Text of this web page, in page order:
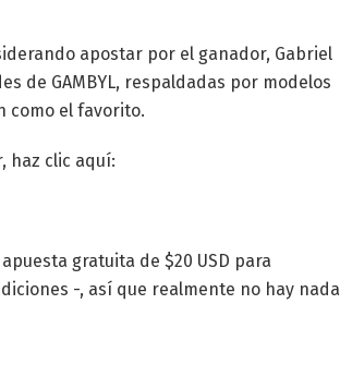
apostar por el ganador, Gabriel
de GAMBYL, respaldadas por modelos
como el favorito.
haz clic aquí:
gratuita de $20 USD para
-, así que realmente no hay nada